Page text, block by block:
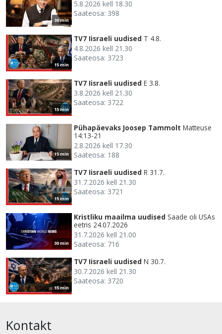
30 min
5.8.2026 kell 18.30
Saateosa: 398
15 min
TV7 Iisraeli uudised T 4.8.
4.8.2026 kell 21.30
Saateosa: 3723
15 min
TV7 Iisraeli uudised E 3.8.
3.8.2026 kell 21.30
Saateosa: 3722
15 min
Pühapäevaks Joosep Tammolt Matteuse
14:13-21
2.8.2026 kell 17.30
Saateosa: 188
15 min
TV7 Iisraeli uudised R 31.7.
31.7.2026 kell 21.30
Saateosa: 3721
30 min
Kristliku maailma uudised Saade oli USAs
eetris 24.07.2026
31.7.2026 kell 21.00
Saateosa: 716
15 min
TV7 Iisraeli uudised N 30.7.
30.7.2026 kell 21.30
Saateosa: 3720
Kontakt